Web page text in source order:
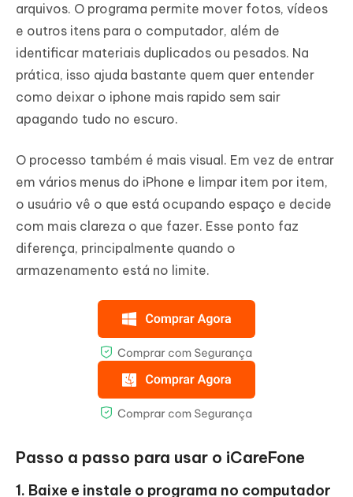
arquivos. O programa permite mover fotos, vídeos
e outros itens para o computador, além de
identificar materiais duplicados ou pesados. Na
prática, isso ajuda bastante quem quer entender
como deixar o iphone mais rapido sem sair
apagando tudo no escuro.
O processo também é mais visual. Em vez de entrar
em vários menus do iPhone e limpar item por item,
o usuário vê o que está ocupando espaço e decide
com mais clareza o que fazer. Esse ponto faz
diferença, principalmente quando o
armazenamento está no limite.
Passo a passo para usar o iCareFone
1. Baixe e instale o programa no computador